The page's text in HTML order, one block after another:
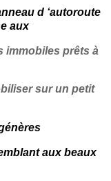
d ‘autoroute
aux
immobiles prêts à
sur un petit
aux beaux